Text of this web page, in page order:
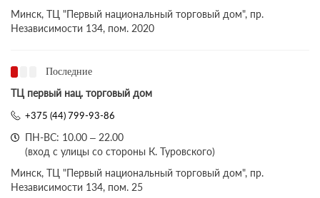
Минск, ТЦ "Первый национальный торговый дом", пр.
Независимости 134, пом. 2020
Последние
ТЦ первый нац. торговый дом
+375 (44) 799-93-86
ПН-ВС: 10.00 – 22.00
(вход с улицы со стороны К. Туровского)
Минск, ТЦ "Первый национальный торговый дом", пр.
Независимости 134, пом. 25